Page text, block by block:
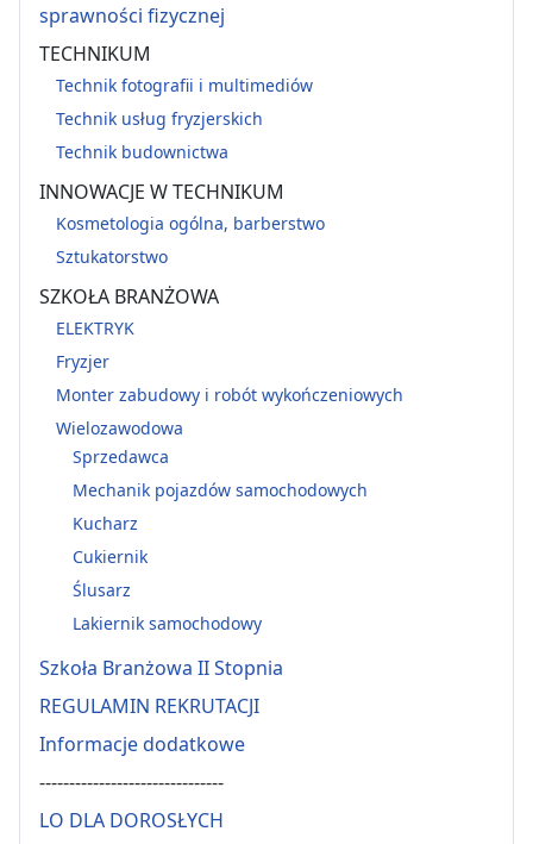
sprawności fizycznej
TECHNIKUM
Technik fotografii i multimediów
Technik usług fryzjerskich
Technik budownictwa
INNOWACJE W TECHNIKUM
Kosmetologia ogólna, barberstwo
Sztukatorstwo
SZKOŁA BRANŻOWA
ELEKTRYK
Fryzjer
Monter zabudowy i robót wykończeniowych
Wielozawodowa
Sprzedawca
Mechanik pojazdów samochodowych
Kucharz
Cukiernik
Ślusarz
Lakiernik samochodowy
Szkoła Branżowa II Stopnia
REGULAMIN REKRUTACJI
Informacje dodatkowe
-------------------------------
LO DLA DOROSŁYCH